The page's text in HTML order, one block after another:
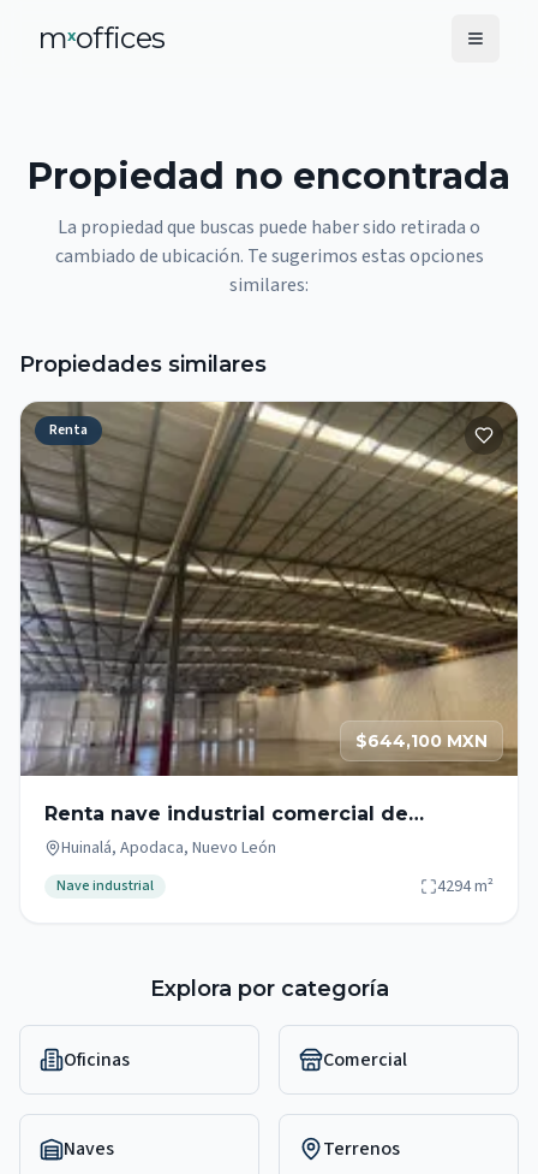
mxoffices
Propiedad no encontrada
La propiedad que buscas puede haber sido retirada o
cambiado de ubicación. Te sugerimos estas opciones
similares:
Propiedades similares
Renta
$644,100 MXN
Renta nave industrial comercial de
4,294m2 sobre Av. Miguel Alemán,
Huinalá, Apodaca, Nuevo León
Nave industrial 4294m²
Explora por categoría
Oficinas Comercial
Naves Terrenos